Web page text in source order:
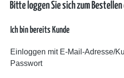
Bitte loggen Sie sich zum Bestellen
Ich bin bereits Kunde
Einloggen mit E-Mail-Adresse/
Passwort